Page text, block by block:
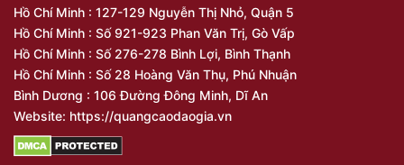
Hồ Chí Minh : 127-129 Nguyễn Thị Nhỏ, Quận 5
Hồ Chí Minh : Số 921-923 Phan Văn Trị, Gò Vấp
Hồ Chí Minh : Số 276-278 Bình Lợi, Bình Thạnh
Hồ Chí Minh : Số 28 Hoàng Văn Thụ, Phú Nhuận
Bình Dương : 106 Đường Đông Minh, Dĩ An
Website: https://quangcaodaogia.vn